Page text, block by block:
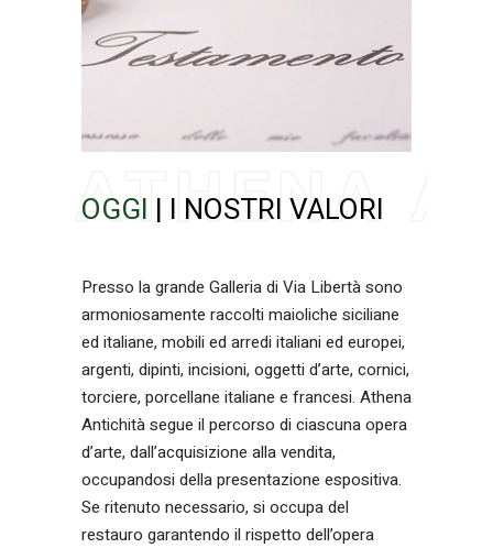
OGGI | I NOSTRI VALORI
Presso la grande Galleria di Via Libertà sono
armoniosamente raccolti maioliche siciliane
ed italiane, mobili ed arredi italiani ed europei,
argenti, dipinti, incisioni, oggetti d’arte, cornici,
torciere, porcellane italiane e francesi. Athena
Antichità segue il percorso di ciascuna opera
d’arte, dall’acquisizione alla vendita,
occupandosi della presentazione espositiva.
Se ritenuto necessario, si occupa del
restauro garantendo il rispetto dell’opera